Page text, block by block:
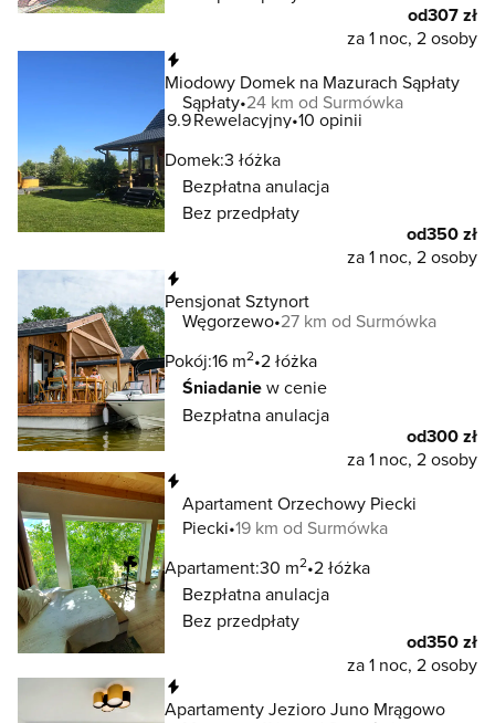
od307 zł
za 1 noc, 2 osoby
Miodowy Domek na Mazurach Sąpłaty
Sąpłaty 24 km od Surmówka
9.9Rewelacyjny 10 opinii
Domek:3 łóżka
Bezpłatna anulacja
Bez przedpłaty
od350 zł
za 1 noc, 2 osoby
Pensjonat Sztynort
Węgorzewo 27 km od Surmówka
Pokój:16 m2 2 łóżka
Śniadaniew cenie
Bezpłatna anulacja
od300 zł
za 1 noc, 2 osoby
Apartament Orzechowy Piecki
Piecki 19 km od Surmówka
Apartament:30 m2 2 łóżka
Bezpłatna anulacja
Bez przedpłaty
od350 zł
za 1 noc, 2 osoby
Apartamenty Jezioro Juno Mrągowo